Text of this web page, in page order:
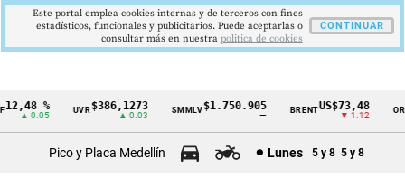
Cintillo
%
▲ 0.05
UVR$386,1273
▲ 0.03
SMMLV$1.750.905 BRENTUS$73,48
▼ 1.12
ORO
Pico y Placa Medellín Lunes 5 y 8 5 y 8
Este portal emplea cookies internas y de terceros con fines
estadísticos, funcionales y publicitarios. Puede aceptarlas o
consultar más en nuestra politica de cookies
CONTINUAR